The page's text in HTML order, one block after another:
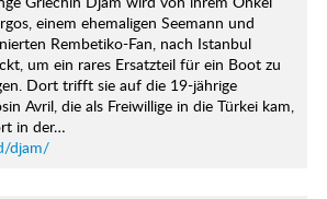
einem ehemaligen Seemann und
Rembetiko-Fan, nach Istanbul
um ein rares Ersatzteil für ein Boot zu
Dort trifft sie auf die 19-jährige
Avril, die als Freiwillige in die Türkei kam,
in der…
djam/